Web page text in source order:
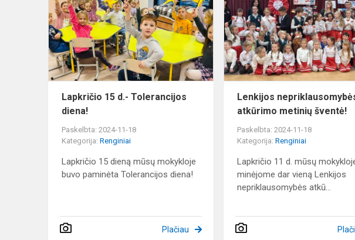
d.-
Tolerancijos
diena!
Lapkričio 15 d.- Tolerancijos
diena!
Paskelbta: 2024-11-18
Kategorija: Renginiai
Lapkričio 15 dieną mūsų mokykloje
buvo paminėta Tolerancijos diena!
Plačiau
Lenkijos
atkūrimo metinių šventė!
Paskelbta: 2024-11-18
Kategorija:Renginiai
Lapkričio 11 d. mūsų
minėjome dar vieną Lenkijos
nepriklausomybės atkū...